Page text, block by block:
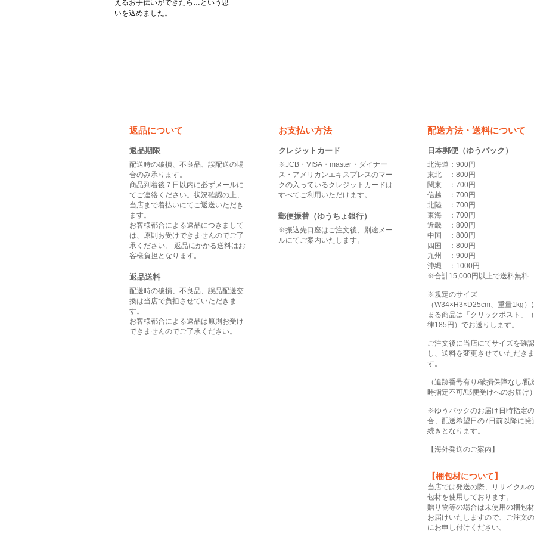
えるお手伝いができたら…という思
いを込めました。
返品について
返品期限
配送時の破損、不良品、誤配送の場
合のみ承ります。
商品到着後７日以内に必ずメールに
てご連絡ください。状況確認の上、
当店まで着払いにてご返送いただき
ます。
お客様都合による返品につきまして
は、原則お受けできませんのでご了
承ください。 返品にかかる送料はお
客様負担となります。
返品送料
配送時の破損、不良品、誤品配送交
換は当店で負担させていただきま
す。
お客様都合による返品は原則お受け
できませんのでご了承ください。
お支払い方法
クレジットカード
※JCB・VISA・master・ダイナー
ス・アメリカンエキスプレスのマー
クの入っているクレジットカードは
すべてご利用いただけます。
郵便振替（ゆうちょ銀行）
※振込先口座はご注文後、別途メー
ルにてご案内いたします。
配送方法・送料について
日本郵便（ゆうパック）
北海道：900円
東北 ：800円
関東 ：700円
信越 ：700円
北陸 ：700円
東海 ：700円
近畿 ：800円
中国 ：800円
四国 ：800円
九州 ：900円
沖縄 ：1000円
※合計15,000円以上で送料無料
※規定のサイズ
（W34×H3×D25cm、重量1kg）
まる商品は「クリックポスト」
律185円）でお送りします。
ご注文後に当店にてサイズを確認
し、送料を変更させていただきま
す。
（追跡番号有り/破損保障なし/配
時指定不可/郵便受けへのお届け
※ゆうパックのお届け日時指定
合、配送希望日の7日前以降に発
続きとなります。
【海外発送のご案内】
【梱包材について】
当店では発送の際、リサイクル
包材を使用しております。
贈り物等の場合は未使用の梱包
お届けいたしますので、ご注文
にお申し付けください。